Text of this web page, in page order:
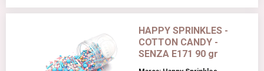
HAPPY SPRINKLES -
COTTON CANDY -
SENZA E171 90 gr